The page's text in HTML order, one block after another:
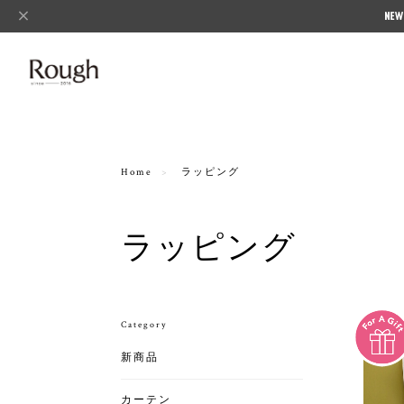
Home ラッピング
ラッピング
Category
新商品
カーテン